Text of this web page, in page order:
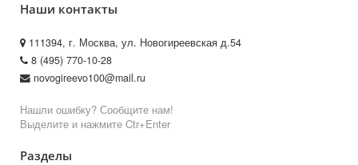
Наши контакты
111394, г. Москва, ул. Новогиреевская д.54
8 (495) 770-10-28
novogireevo100@mail.ru
Нашли ошибку? Сообщите нам!
Выделите и нажмите Ctr+Enter
Разделы